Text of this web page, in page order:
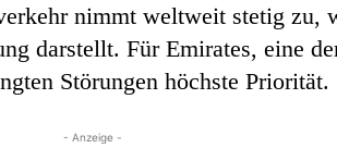
nimmt weltweit stetig zu,
darstellt. Für Emirates, eine
Störungen höchste Priorität.
- Anzeige -